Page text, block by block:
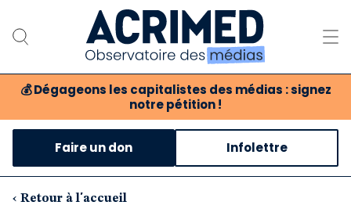
💰 Dégageons les capitalistes des médias : signez
notre pétition !
Notre association
Notre critique des médias
Nos propositions
Faire un don Infolettre
‹ Retour à l'accueil